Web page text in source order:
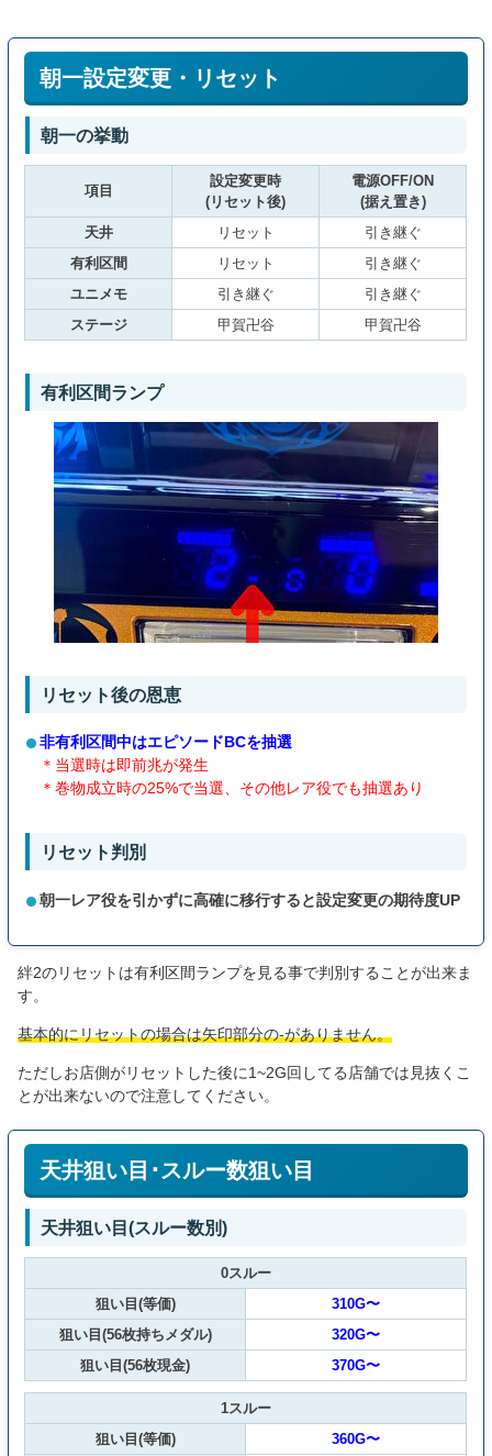
朝一設定変更・リセット
朝一の挙動
項目
設定変更時
(リセット後)
電源OFF/ON
(据え置き)
天井
リセット
引き継ぐ
有利区間
リセット
引き継ぐ
ユニメモ
引き継ぐ
引き継ぐ
ステージ
甲賀卍谷 甲賀卍谷
有利区間ランプ
リセット後の恩恵
非有利区間中はエピソードBCを抽選
＊当選時は即前兆が発生
＊巻物成立時の25%で当選、その他レア役でも抽選あり
リセット判別
朝一レア役を引かずに高確に移行すると設定変更の期待度UP
絆2のリセットは有利区間ランプを見る事で判別することが出来ま
す。
基本的にリセットの場合は矢印部分の-がありません。
ただしお店側がリセットした後に1~2G回してる店舗では見抜くこ
とが出来ないので注意してください。
天井狙い目･スルー数狙い目
天井狙い目(スルー数別)
0スルー
狙い目(等価)
310G〜
狙い目(56枚持ちメダル)
320G〜
狙い目(56枚現金)
370G〜
1スルー
狙い目(等価)
360G〜